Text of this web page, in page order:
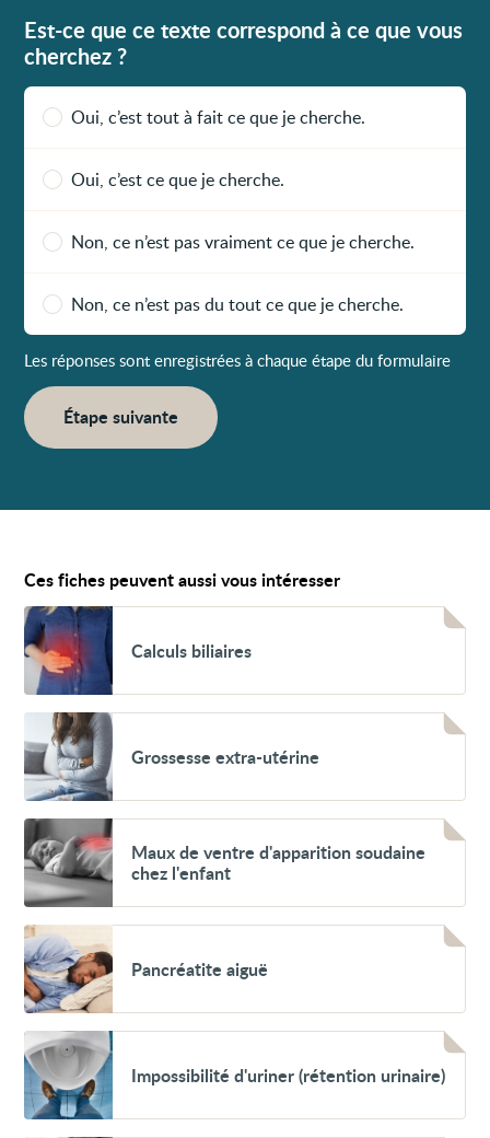
Est-ce que ce texte correspond à ce que vous
cherchez ?
Oui, c’est tout à fait ce que je cherche.
Oui, c’est ce que je cherche.
Non, ce n’est pas vraiment ce que je cherche.
Non, ce n’est pas du tout ce que je cherche.
Les réponses sont enregistrées à chaque étape du formulaire
Étape suivante
Ces fiches peuvent aussi vous intéresser
Voir
Calculs
biliaires
Calculs biliaires
Voir
Grossesse
extra-
utérine
Grossesse extra-utérine
Voir
Maux
de
ventre
d'apparition
chez
l'enfant
Maux de ventre d'apparition soudaine
chez l'enfant
Voir
Pancréatite
aiguë
Pancréatite aiguë
Voir
Impossibilité
d'uriner
(rétention
urinaire)
Impossibilité d'uriner (rétention urinaire)